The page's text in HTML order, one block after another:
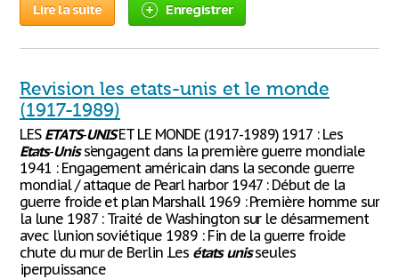
Lire la suite Enregistrer
Revision les etats-unis et le monde
(1917-1989)
LES ETATS-UNISET LE MONDE (1917-1989) 1917 : Les
Etats-Uniss’engagent dans la première guerre mondiale
1941 : Engagement américain dans la seconde guerre
mondial / attaque de Pearl harbor 1947 : Début de la
guerre froide et plan Marshall 1969 : Première homme sur
la lune 1987 : Traité de Washington sur le désarmement
avec l’union soviétique 1989 : Fin de la guerre froide
chute du mur de Berlin .Les états unisseules
iperpuissance